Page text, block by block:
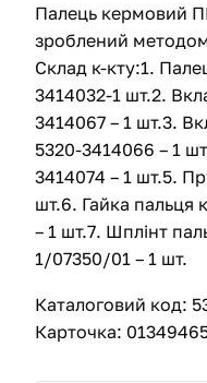
Палець кермовий
зроблений
Склад к-кту:1.
3414032-1 шт.2.
3414067 – 1 шт.3.
5320-3414066 – 1
3414074 – 1 шт.5.
шт.6. Гайка
– 1 шт.7. Шплінт
1/07350/01 – 1 шт.
Каталоговий код:
Карточка: